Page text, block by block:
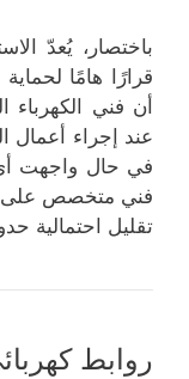
باختصار، يُعدّ
قرارًا هامًا
أن فني
عند إجراء أعمال
في حال واجهت
فني متخصص على
تقليل احتمالية
روابط